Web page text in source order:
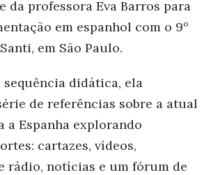
da professora Eva Barros para
em espanhol com o 9º
em São Paulo.
sequência didática, ela
de referências sobre a atual
a Espanha explorando
cartazes, vídeos,
rádio, notícias e um fórum de